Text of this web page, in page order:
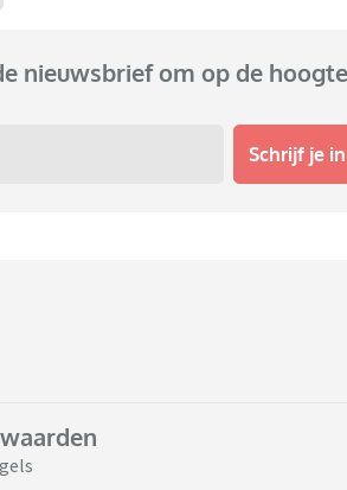
nieuwsbrief om op de
Schrijf je in